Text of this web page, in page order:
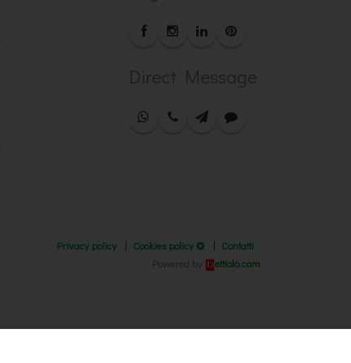
Direct Message
Privacy policy Cookies policy
Contatti
Powered by
ettiolo.com